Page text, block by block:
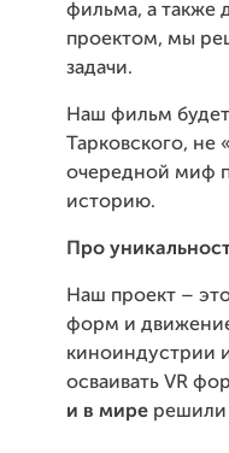
фильма, а также
проектом, мы
задачи.
Наш фильм
Тарковского,
очередной миф
историю.
Про
Наш проект –
форм и
киноиндустрии
осваивать VR
и в мире решили